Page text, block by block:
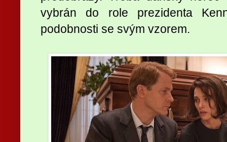
vybrán do role prezidenta
podobnosti se svým vzorem.